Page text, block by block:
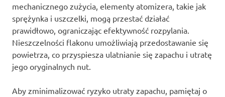
mechanicznego zużycia, elementy atomizera, takie jak
sprężynka i uszczelki, mogą przestać działać
prawidłowo, ograniczając efektywność rozpylania.
Nieszczelności flakonu umożliwiają przedostawanie się
powietrza, co przyspiesza ulatnianie się zapachu i utratę
jego oryginalnych nut.
Aby zminimalizować ryzyko utraty zapachu, pamiętaj o